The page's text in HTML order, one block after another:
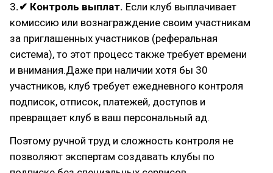
3.✔ Контроль выплат. Если клуб выплачивает
комиссию или вознаграждение своим участникам
за приглашенных участников (реферальная
система), то этот процесс также требует времени
и внимания.Даже при наличии хотя бы 30
участников, клуб требует ежедневного контроля
подписок, отписок, платежей, доступов и
превращает клуб в ваш персональный ад.
Поэтому ручной труд и сложность контроля не
позволяют экспертам создавать клубы по